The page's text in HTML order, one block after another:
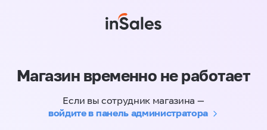
Магазин временно не работает
Если вы сотрудник магазина —
войдите в панель администратора